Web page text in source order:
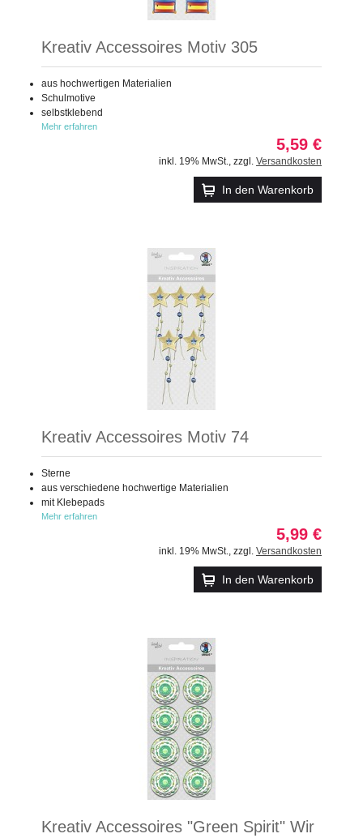
Kreativ Accessoires Motiv 305
aus hochwertigen Materialien
Schulmotive
selbstklebend
Mehr erfahren
5,59 €
inkl. 19% MwSt. zzgl. Versandkosten
In den Warenkorb
Kreativ Accessoires Motiv 74
Sterne
aus verschiedene hochwertige Materialien
mit Klebepads
Mehr erfahren
5,99 €
inkl. 19% MwSt. zzgl. Versandkosten
In den Warenkorb
Kreativ Accessoires "Green Spirit" Wir